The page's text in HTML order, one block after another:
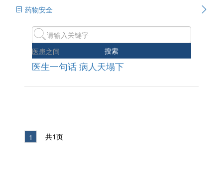
药物安全
搜索
医患之间
医生一句话 病人天塌下
1 共1页